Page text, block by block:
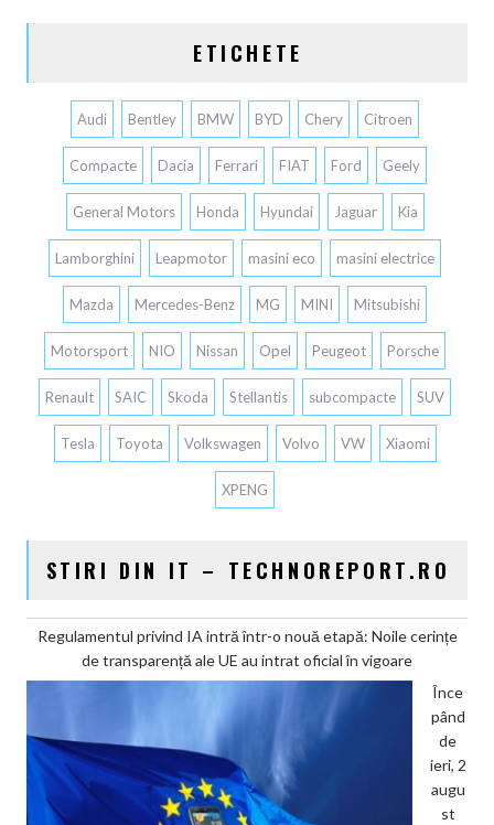
ETICHETE
Audi Bentley BMW BYD Chery Citroen
Compacte Dacia Ferrari FIAT Ford Geely
General Motors Honda Hyundai Jaguar Kia
Lamborghini Leapmotor masini eco masini electrice
Mazda Mercedes-Benz MG MINI Mitsubishi
Motorsport NIO Nissan Opel Peugeot Porsche
Renault SAIC Skoda Stellantis subcompacte SUV
Tesla Toyota Volkswagen Volvo VW Xiaomi
XPENG
STIRI DIN IT – TECHNOREPORT.RO
Regulamentul privind IA intră într-o nouă etapă: Noile cerințe
de transparență ale UE au intrat oficial în vigoare
Înce
pând
de
ieri, 2
augu
st